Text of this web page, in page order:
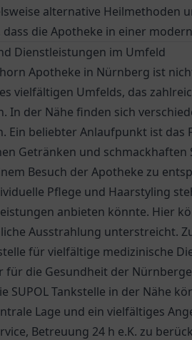
alternative Heilmethoden
dass die Apotheke in einer
Dienstleistungen im Umfeld
Apotheke in Nürnberg ist
vielfältigen Umfelds, das
In der Nähe finden sich
Ein beliebter Anlaufpunkt ist das
Getränken und
Besuch der Apotheke zu
Pflege und Haarstyling
anbieten könnte. Hier
Ausstrahlung unterstreicht.
für vielfältige medizinische
für die Gesundheit der
SUPOL Tankstelle in der Nähe
Lage und ein vielfältiges
Betreuung 24 h e.K. zu